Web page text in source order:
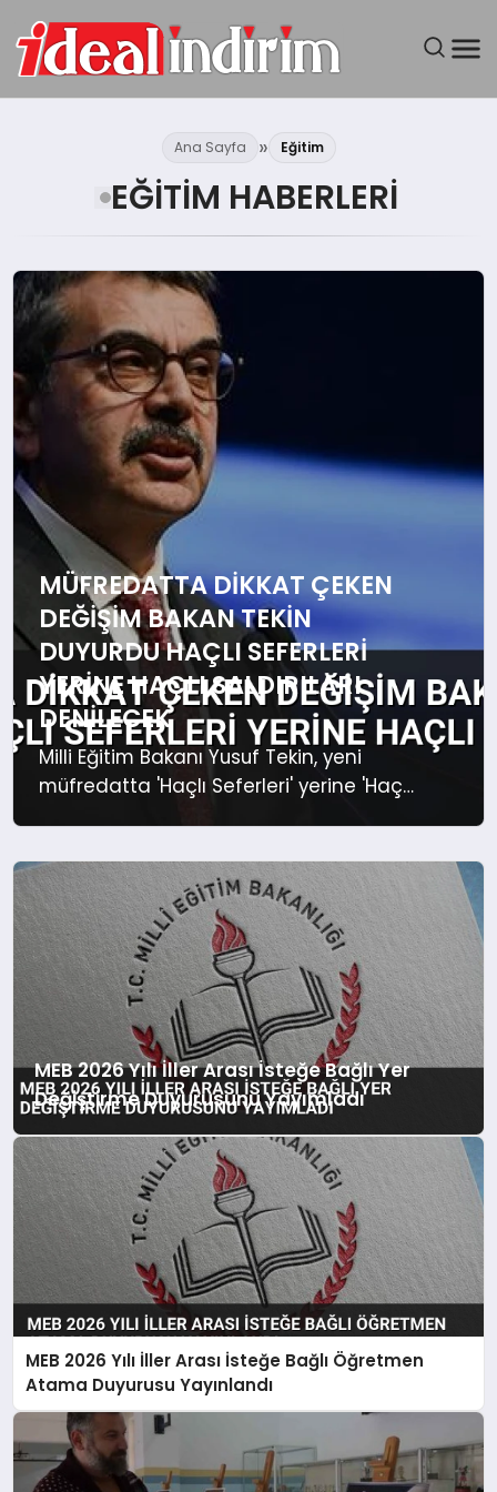
BILGISAYAR
SEYAHAT
TEKNOLOJI
YAŞAM
Ana Sayfa Eğitim
EĞITIM HABERLERI
MÜFREDATTA DIKKAT ÇEKEN
DEĞIŞIM BAKAN TEKIN
DUYURDU HAÇLI SEFERLERI
YERINE HAÇLI SALDIRILARI
DENILECEK
Milli Eğitim Bakanı Yusuf Tekin, yeni
müfredatta 'Haçlı Seferleri' yerine 'Haçlı
duyurdu. "Orta Asya" yerine de
"Türkistan" denilecek.
MEB 2026 Yılı İller Arası İsteğe Bağlı Yer
Değiştirme Duyurusunu Yayımladı
MEB 2026 Yılı İller Arası İsteğe Bağlı Öğretmen
Atama Duyurusu Yayınlandı